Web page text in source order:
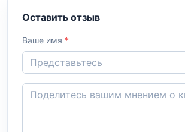
Оставить отзыв
Ваше имя *